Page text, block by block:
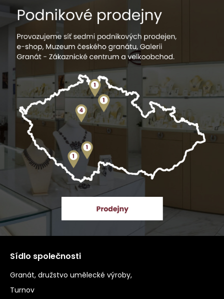
Sídlo společnosti
Granát, družstvo umělecké výroby,
Turnov